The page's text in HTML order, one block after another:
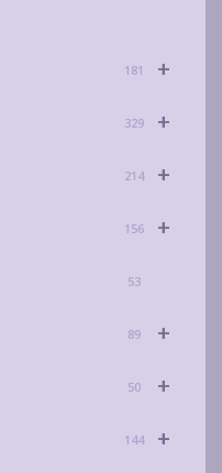
+
181
+
329
+
214
+
156
53
+
89
+
50
+
144